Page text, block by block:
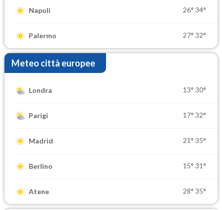
Napoli 26° 34°
Palermo 27° 32°
Meteo città europee
Londra 13° 30°
Parigi 17° 32°
Madrid 21° 35°
Berlino 15° 31°
Atene 28° 35°